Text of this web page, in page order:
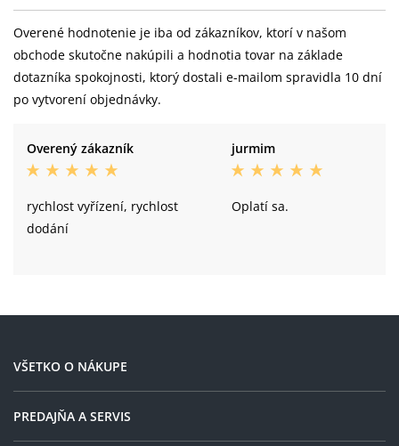
Overené hodnotenie je iba od zákazníkov, ktorí v našom
obchode skutočne nakúpili a hodnotia tovar na základe
dotazníka spokojnosti, ktorý dostali e-mailom spravidla 10 dní
po vytvorení objednávky.
Overený zákazník
rychlost vyřízení, rychlost
dodání
jurmim
Oplatí sa.
VŠETKO O NÁKUPE
PREDAJŇA A SERVIS